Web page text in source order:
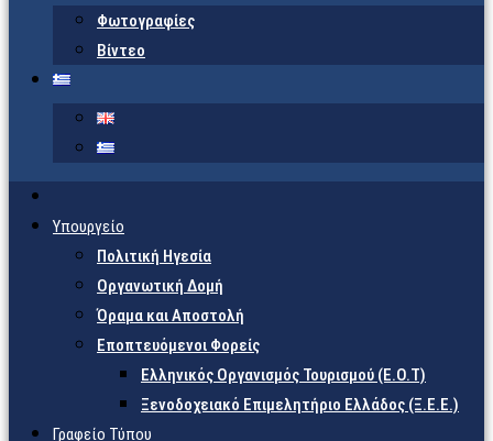
Φωτογραφίες
Βίντεο
Υπουργείο
Πολιτική Ηγεσία
Οργανωτική Δομή
Όραμα και Αποστολή
Εποπτευόμενοι Φορείς
Eλληνικός Οργανισμός Τουρισμού (Ε.Ο.Τ)
Ξενοδοχειακό Επιμελητήριο Ελλάδος (Ξ.Ε.Ε.)
Γραφείο Τύπου